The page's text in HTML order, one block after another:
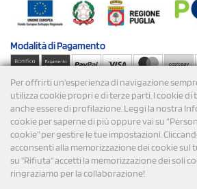
Per offrirti un'esperienza di navigazione
utilizza cookie propri e di terze parti. I cookie
anche essere di profilazione. Leggi la nostra
cookie per saperne di più oppure vai su
cookie” per gestire le tue impostazioni.
acconsenti alla memorizzazione dei cookie sul
su "Rifiuta" accetti la memorizzazione dei soli
ringraziamo per la collaborazione!
Modalità diPagamento
Spedizioni